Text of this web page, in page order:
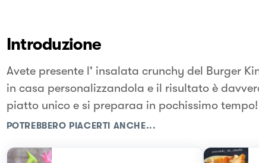
Introduzione
Avete presente l' insalata crunchy del Burger
in casa personalizzandola e il risultato è
piatto unico e si preparaa in pochissimo tempo!
POTREBBERO PIACERTI ANCHE...